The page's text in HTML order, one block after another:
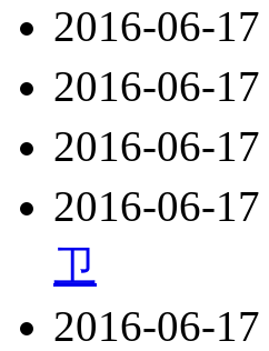
2016-06-17
2016-06-17
2016-06-17
2016-06-17
卫
2016-06-17